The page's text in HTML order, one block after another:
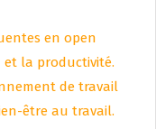
en open
la productivité.
de travail
être au travail.